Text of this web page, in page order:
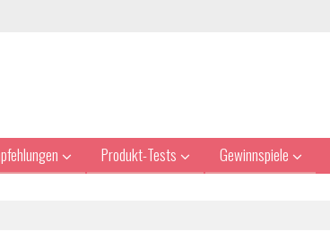
Produkt-Tests Gewinnspiele